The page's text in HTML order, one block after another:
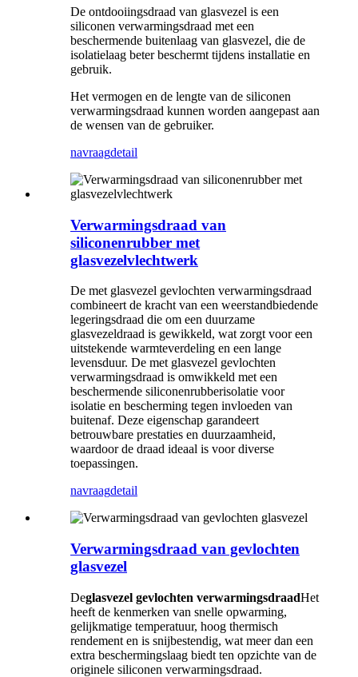
De ontdooiingsdraad van glasvezel is een
siliconen verwarmingsdraad met een
beschermende buitenlaag van glasvezel, die de
isolatielaag beter beschermt tijdens installatie en
gebruik.
Het vermogen en de lengte van de siliconen
verwarmingsdraad kunnen worden aangepast aan
de wensen van de gebruiker.
navraagdetail
Verwarmingsdraad van
siliconenrubber met
glasvezelvlechtwerk
De met glasvezel gevlochten verwarmingsdraad
combineert de kracht van een weerstandbiedende
legeringsdraad die om een ​​duurzame
glasvezeldraad is gewikkeld, wat zorgt voor een
uitstekende warmteverdeling en een lange
levensduur. De met glasvezel gevlochten
verwarmingsdraad is omwikkeld met een
beschermende siliconenrubberisolatie voor
isolatie en bescherming tegen invloeden van
buitenaf. Deze eigenschap garandeert
betrouwbare prestaties en duurzaamheid,
waardoor de draad ideaal is voor diverse
toepassingen.
navraagdetail
Verwarmingsdraad van gevlochten
glasvezel
Deglasvezel gevlochten verwarmingsdraadHet
heeft de kenmerken van snelle opwarming,
gelijkmatige temperatuur, hoog thermisch
rendement en is snijbestendig, wat meer dan een
extra beschermingslaag biedt ten opzichte van de
originele siliconen verwarmingsdraad.